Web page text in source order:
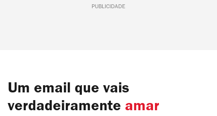
PUBLICIDADE
Um email que vais
verdadeiramente amar